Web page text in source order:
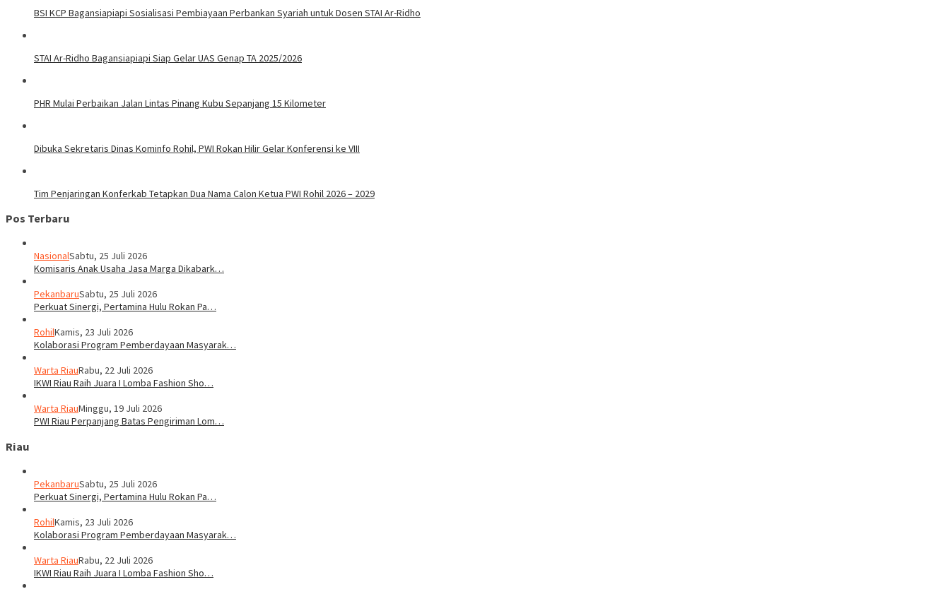
BSI KCP Bagansiapiapi Sosialisasi Pembiayaan Perbankan Syariah untuk Dosen STAI Ar-Ridho
STAI Ar-Ridho Bagansiapiapi Siap Gelar UAS Genap TA 2025/2026
PHR Mulai Perbaikan Jalan Lintas Pinang Kubu Sepanjang 15 Kilometer
Dibuka Sekretaris Dinas Kominfo Rohil, PWI Rokan Hilir Gelar Konferensi ke VIII
Tim Penjaringan Konferkab Tetapkan Dua Nama Calon Ketua PWI Rohil 2026 – 2029
Pos Terbaru
NasionalSabtu, 25 Juli 2026
Komisaris Anak Usaha Jasa Marga Dikabark…
PekanbaruSabtu, 25 Juli 2026
Perkuat Sinergi, Pertamina Hulu Rokan Pa…
RohilKamis, 23 Juli 2026
Kolaborasi Program Pemberdayaan Masyarak…
Warta RiauRabu, 22 Juli 2026
IKWI Riau Raih Juara I Lomba Fashion Sho…
Warta RiauMinggu, 19 Juli 2026
PWI Riau Perpanjang Batas Pengiriman Lom…
Riau
PekanbaruSabtu, 25 Juli 2026
Perkuat Sinergi, Pertamina Hulu Rokan Pa…
RohilKamis, 23 Juli 2026
Kolaborasi Program Pemberdayaan Masyarak…
Warta RiauRabu, 22 Juli 2026
IKWI Riau Raih Juara I Lomba Fashion Sho…